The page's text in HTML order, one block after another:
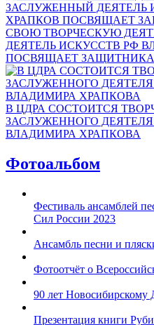
СВОЮ ТВОРЧЕСКУЮ
ДЕЯТЕЛЬ ИСКУССТВ РФ
ПОСВЯЩАЕТ
В ЦДРА СОСТОИТСЯ
ЗАСЛУЖЕННОГО
ВЛАДИМИРА ХРАПКОВА
Фотоальбом
Фестиваль ансамблей
Сил России 2023
Ансамбль песни и
Фотоотчёт о
90 лет Новосибирскому
Презентация книги